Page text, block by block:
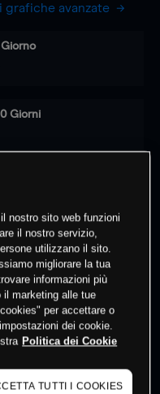
avanzate
Giorno
Giorni
per vedere gli ultimi
nostro sito web funzioni
il nostro servizio,
utilizzano il sito.
migliorare la tua
informazioni più
il marketing alle tue
per accettare o
dei cookie.
Politica dei Cookie
TUTTI I COOKIES